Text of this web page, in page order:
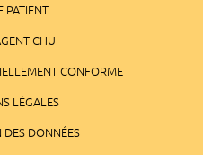
PATIENT
CHU
CONFORME
LÉGALES
DES DONNÉES